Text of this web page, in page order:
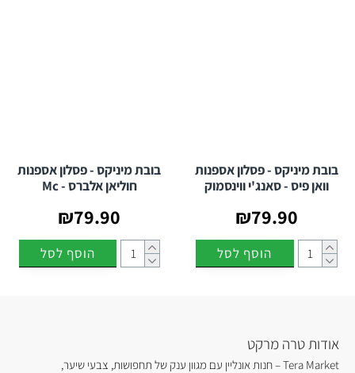
בובת מיניקס - פסלון אספנות
וואן פיס - סאנג'י ווינסמוק
₪79.90
הוסף לסל
בובת מיניקס - פסלון אספנות
חוליאן אלברס - Mc
₪79.90
הוסף לסל
אודות טרה מרקט
Tera Market – חנות אונליין עם מגוון ענק של תחפושות, צבעי שיער,